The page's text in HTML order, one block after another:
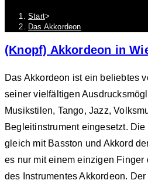
Start>
Das Akkordeon
(Knopf) Akkordeon in
Das Akkordeon ist ein beliebtes
seiner vielfältigen
Musikstilen, Tango, Jazz,
Begleitinstrument eingesetzt.
gleich mit Basston und Akkord
es nur mit einem einzigen
des Instrumentes Akkordeon.